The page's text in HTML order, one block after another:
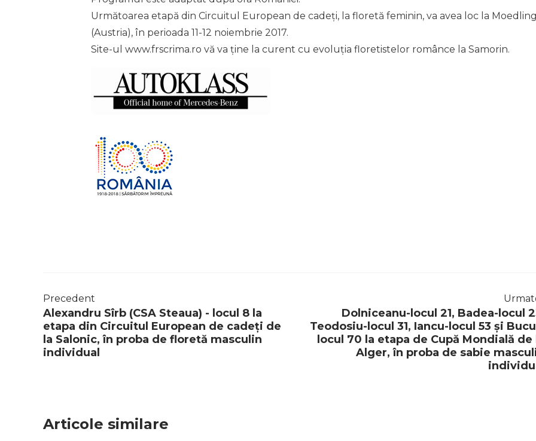
Următoarea etapă din Circuitul European de cadeți, la floretă feminin, va avea loc la Moedling
(Austria), în perioada 11-12 noiembrie 2017.
Site-ul www.frscrima.ro vă va ține la curent cu evoluția floretistelor românce la Samorin.
Precedent
Alexandru Sîrb (CSA Steaua) - locul 8 la
etapa din Circuitul European de cadeți de
la Salonic, în proba de floretă masculin
individual
Dolniceanu-locul 21, Badea-locul
Teodosiu-locul 31, Iancu-locul 53 și
locul 70 la etapa de Cupă Mondială de
Alger, în proba de sabie
Articole similare